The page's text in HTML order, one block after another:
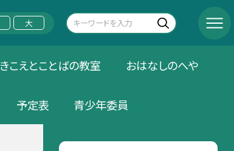
大
きこえとことばの教室 おはなしのへや
予定表 青少年委員